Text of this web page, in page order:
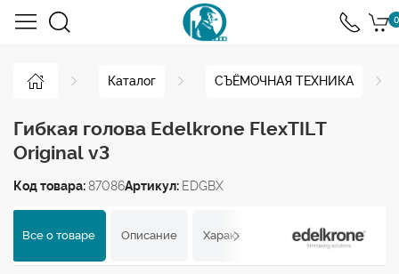
0
Каталог СЪЁМОЧНАЯ ТЕХНИКА
Гибкая голова Edelkrone FlexTILT
Original v3
Код товара:87086Артикул: EDGBX
Все о товаре Описание Характеристики Отзывы